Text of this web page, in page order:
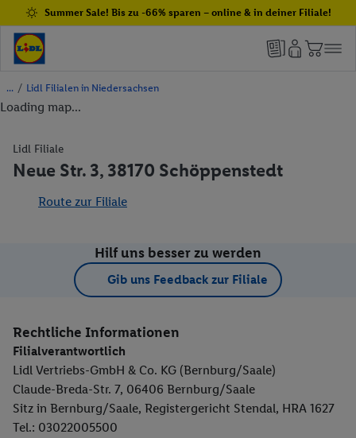
Summer Sale! Bis zu -66% sparen – online & in deiner Filiale!
/ Lidl Filialen in Niedersachsen
Loading map...
Lidl Filiale
Neue Str. 3, 38170 Schöppenstedt
Route zur Filiale
Hilf uns besser zu werden
Gib uns Feedback zur Filiale
Rechtliche Informationen
Filialverantwortlich
Lidl Vertriebs-GmbH & Co. KG (Bernburg/Saale)
Claude-Breda-Str. 7, 06406 Bernburg/Saale
Sitz in Bernburg/Saale, Registergericht Stendal, HRA 1627
Tel.: 03022005500